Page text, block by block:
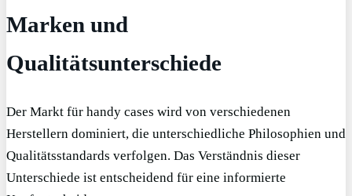
Marken und
Qualitätsunterschiede
Der Markt für handy cases wird von verschiedenen
Herstellern dominiert, die unterschiedliche Philosophien und
Qualitätsstandards verfolgen. Das Verständnis dieser
Unterschiede ist entscheidend für eine informierte